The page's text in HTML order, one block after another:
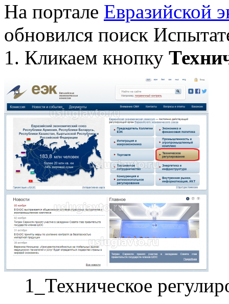
На портале Евразийской
обновился поиск
1. Кликаем кнопку
1_Техническое